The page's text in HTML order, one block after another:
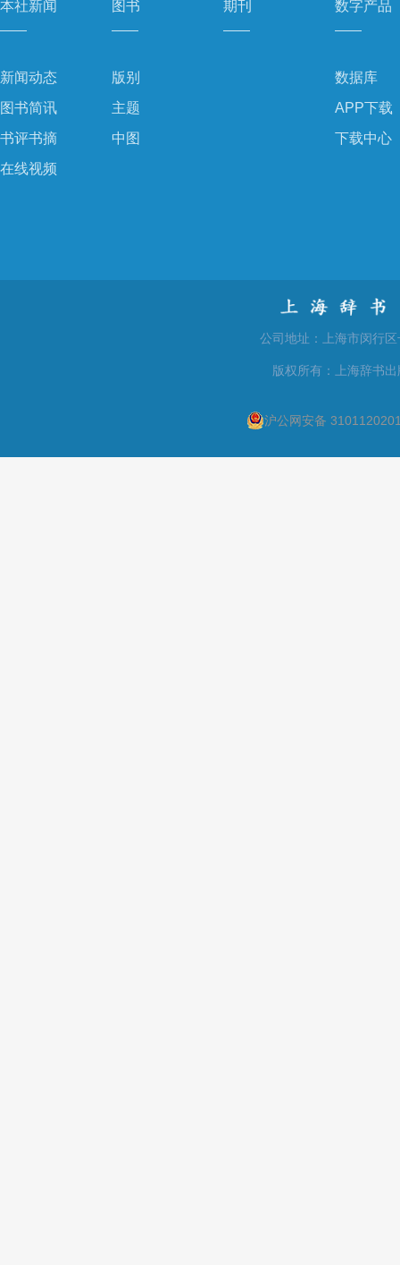
本社新闻
新闻动态
图书简讯
书评书摘
在线视频
图书
版别
主题
中图
期刊 数字产品
数据库
APP下载
下载中心
公司地址：上海市闵行
版权所有：上海辞书
沪公网安备